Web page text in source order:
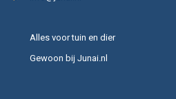
Alles voor tuin en dier
Gewoon bij Junai.nl